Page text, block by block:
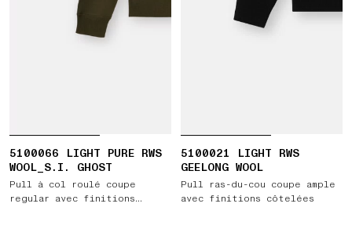
5100066 LIGHT PURE RWS
WOOL_S.I. GHOST
Pull à col roulé coupe
regular avec finitions
5100021 LIGHT RWS
GEELONG WOOL
Pull ras-du-cou coupe ample
avec finitions côtelées